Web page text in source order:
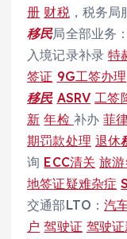
册 财税，税务局
移民局全部业务：
入境记录补录特
签证 9G工签办理
移民 ASRV 工签
新 年检 补办菲
期罚款处理 退休
询 ECC清关 旅
地签证疑难杂症
交通部LTO：汽
户 驾驶证 驾驶